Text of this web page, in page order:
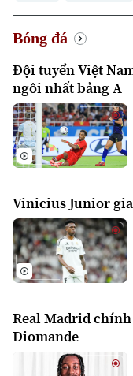
Bóng đá
Đội tuyển Việt
ngôi nhất bảng A
Vinicius Junior
Real Madrid
Diomande